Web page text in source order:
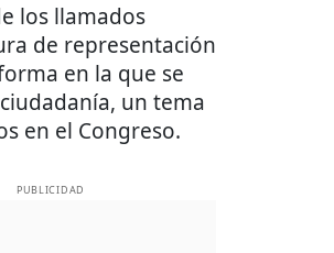
los llamados
de representación
en la que se
un tema
en el Congreso.
PUBLICIDAD